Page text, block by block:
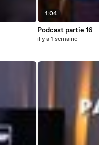
1:04
Podcast partie 16
il y a 1 semaine